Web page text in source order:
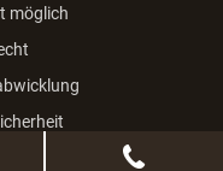
möglich